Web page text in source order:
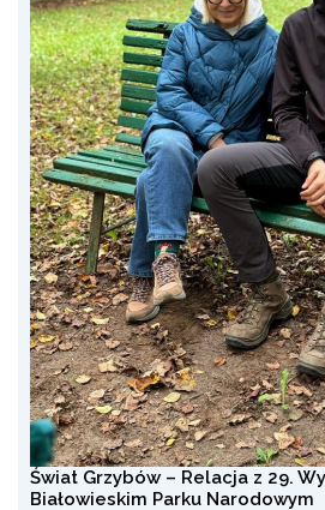
Świat Grzybów – Relacja z 29.
Białowieskim Parku Narodowym